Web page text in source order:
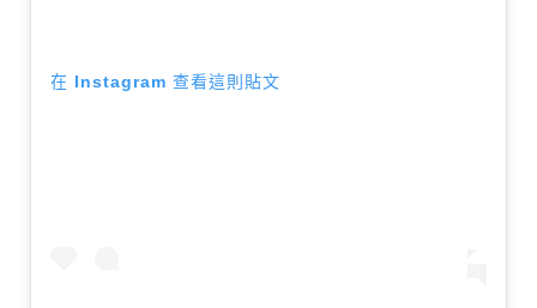
在 Instagram 查看這則貼文